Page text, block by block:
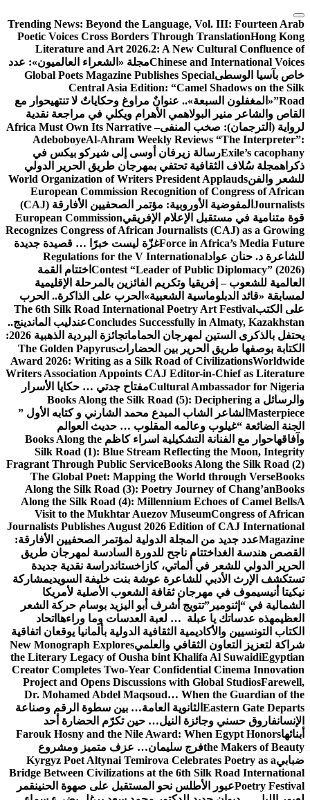
التجاوز
إلى
المحتوى
Trending News: Beyond the Language, Vol. III: Fourteen Arab
Poetic Voices Cross Borders Through TranslationHong Kong
Literature and Art 2026.2: A New Cultural Confluence of
Chinese and International Voicesمجلة «الشعراء العالميون»: عدد
خاص بآسيا الوسطىGlobal Poets Magazine Publishes Special
Central Asia Edition: “Camel Shadows on the Silk
Road” «المغفلون السبعة».. عنوانٌ مراوغ وحكاياتٌ لا تنتهيحوار مع
القاص والشاعر منير البولاهمي الأهرام ويكلي في مراجعة نقدية
لرواية (الترجمان): صخب المنفىAfrica Must Own Its Narrative –
AdeboboyeAl-Ahram Weekly Reviews “The Interpreter”:
Exile’s cacophanyرسالة زيرفان أوسى إلى شيركو بيكس في
ذكراهمجلة سُلاف الثقافية تحتفي بمهرجان طريق الحرير الدولي
للشعر والفنWorld Organization of Writers President Applauds
European Commission Recognition of Congress of African
Journalists
المفوضية الأوروبية: مؤتمر الصحفيين الأفارقة (CAJ)
قوة متنامية في مستقبل الإعلام الإفريقيEuropean Commission
Recognizes Congress of African Journalists (CAJ) as a Growing
Force in Africa’s Media Futureغزّة ليست خبرًا … قصيدة جديدة
للشاعرة د. حنان عوادRegulations for the V International
Contest “Leader of Public Diplomacy” (2026) اختتام القمة
العالمية للشعوب – إفريقيا وتكريم الفائزين بالمرحلة الإقليمية
لمسابقة «قائد الدبلوماسية الشعبية» الحرب على الذاكرة.. الحرب
على الكتبThe 6th Silk Road International Poetry Art Festival
Concludes Successfully in Almaty, Kazakhstanعندليب الماندينج..
يحتفل بالذكرى الستين لمهرجان الحمامات
جائزة البردية الذهبية 2026:
الكتابة بوصفها طريق الحرير بين الحضاراتThe Golden Papyrus
Award 2026: Writing as a Silk Road of CivilizationsWorldwide
Writers Association Appoints CAJ Editor-in-Chief as Literature
Cultural Ambassador for Nigeriaمفتاح جدتي … حكايا الأسرار
والرسائل Books Along the Silk Road (5): Deciphering a
Masterpiece الشاعر الشاب المبدع محمد الشارني و كتابه الأول ”
الجنة الضائعة “غيلوب وعالمه المقلوب … حديث العوالم
وآفاقهاحوار مع الفنانة التشكيلية اسراء كاظم Books Along the
Silk Road (1): Blue Stream Reflecting the Moon, Integrity
Fragrant Through Public ServiceBooks Along the Silk Road (2)
The Global Poet: Mapping the World through VerseBooks
Along the Silk Road (3): Poetry Journey of Chang’anBooks
Along the Silk Road (4): Millennium Echoes of Camel BellsA
Visit to the Mukhtar Auezov MuseumCongress of African
Journalists Publishes August 2026 Edition of CAJ International
Magazineعدد جديد من المجلة الدولية لمؤتمر الصحفيين الأفارقة:
القصص هندسة الغد اختتام ناجح للدورة السادسة لمهرجان طريق
الحرير الدولي للشعر في ألماتي، كازاخستاندراسة نقدية جديدة
تستكشف الإرث الأدبي للشاعرة عوشة بنت خليفة السويديمشاركة
نيكيتا أنيسيموف في مهرجان ثقافة الشعوب الأصلية لأمريكا
الشمالية في “إثنومير”تتويج أشرف أبو اليزيد بوسام حركة الشعر
العظيمهذه عدساتك يا عبلة … لعبة العدسات وما وراءها اتحاد
الكتاب التونسيين والأكاديمية الثقافية الدولية بألمانيا يوقعان اتفاقية
شراكة لتعزيز التعاون الثقافي والعلميNew Monograph Explores
the Literary Legacy of Ousha bint Khalifa Al SuwaidiEgyptian
Creator Completes Two-Year Confidential Cinema Innovation
Project and Opens Discussions with Global StudiosFarewell,
Dr. Mohamed Abdel Maqsoud… When the Guardian of the
Eastern Gate Departs الثانوية العامة… بين سطوة الرقم وصناعة
الإنسانفاروق حسني وجائزة النيل… حين تكرّم الحضارة أحد
أبنائهاFarouk Hosny and the Nile Award: When Egypt Honors
the Makers of Beautyفرج سليمان… عزف متميز ومشروع
ضبابيKyrgyz Poet Altynai Temirova Celebrates Poetry as a
Bridge Between Civilizations at the 6th Silk Road International
Poetry Festivalعبور الأطلس نحو المستقبل على صهوة الحنينقمر